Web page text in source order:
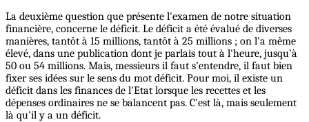
La deuxième question que présente l'examen de notre situation
financière, concerne le déficit. Le déficit a été évalué de diverses
manières, tantôt à 15 millions, tantôt à 25 millions ; on l'a même
élevé, dans une publication dont je parlais tout à l'heure, jusqu'à
50 ou 54 millions. Mais, messieurs il faut s’entendre, il faut bien
fixer ses idées sur le sens du mot déficit. Pour moi, il existe un
déficit dans les finances de l'Etat lorsque les recettes et les
dépenses ordinaires ne se balancent pas. C'est là, mais seulement
là qu'il y a un déficit.